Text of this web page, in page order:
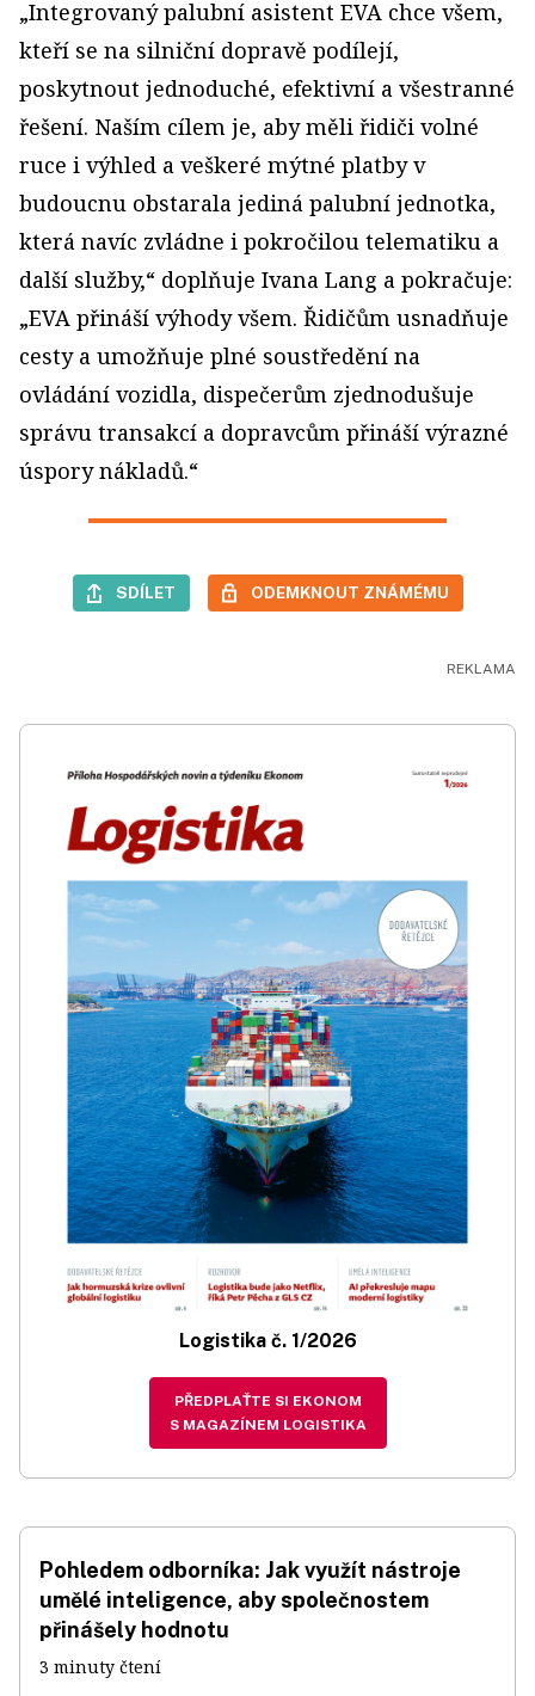
„Integrovaný palubní asistent EVA chce všem,
kteří se na silniční dopravě podílejí,
poskytnout jednoduché, efektivní a všestranné
řešení. Naším cílem je, aby měli řidiči volné
ruce i výhled a veškeré mýtné platby v
budoucnu obstarala jediná palubní jednotka,
která navíc zvládne i pokročilou telematiku a
další služby,“ doplňuje Ivana Lang a pokračuje:
„EVA přináší výhody všem. Řidičům usnadňuje
cesty a umožňuje plné soustředění na
ovládání vozidla, dispečerům zjednodušuje
správu transakcí a dopravcům přináší výrazné
úspory nákladů.“
SDÍLET ODEMKNOUT ZNÁMÉMU
Logistika č. 1/2026
PŘEDPLAŤTE SI EKONOM
S MAGAZÍNEM LOGISTIKA
Pohledem odborníka: Jak využít nástroje
umělé inteligence, aby společnostem
přinášely hodnotu
3 minuty čtení